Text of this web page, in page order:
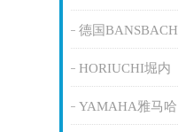
德国BANSBACH
HORIUCHI堀内
YAMAHA雅马哈